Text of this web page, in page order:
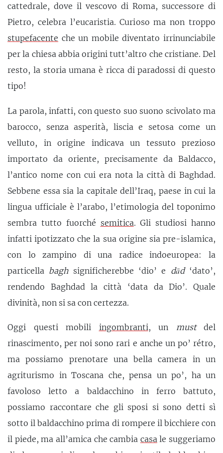
cattedrale, dove il vescovo di Roma, successore di
Pietro, celebra l’eucaristia. Curioso ma non troppo
stupefacente che un mobile diventato irrinunciabile
per la chiesa abbia origini tutt’altro che cristiane. Del
resto, la storia umana è ricca di paradossi di questo
tipo!
La parola, infatti, con questo suo suono scivolato ma
barocco, senza asperità, liscia e setosa come un
velluto, in origine indicava un tessuto prezioso
importato da oriente, precisamente da Baldacco,
l’antico nome con cui era nota la città di Baghdad.
Sebbene essa sia la capitale dell’Iraq, paese in cui la
lingua ufficiale è l’arabo, l’etimologia del toponimo
sembra tutto fuorché semitica. Gli studiosi hanno
infatti ipotizzato che la sua origine sia pre-islamica,
con lo zampino di una radice indoeuropea: la
particella baghsignificherebbe ‘dio’ e dād‘dato’,
rendendo Baghdad la città ‘data da Dio’. Quale
divinità, non si sa con certezza.
Oggi questi mobili ingombranti, un mustdel
rinascimento, per noi sono rari e anche un po’ rétro,
ma possiamo prenotare una bella camera in un
agriturismo in Toscana che, pensa un po’, ha un
favoloso letto a baldacchino in ferro battuto,
possiamo raccontare che gli sposi si sono detti sì
sotto il baldacchino prima di rompere il bicchiere con
il piede, ma all’amica che cambia casale suggeriamo